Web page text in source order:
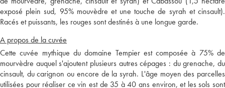
exposé plein sud, 95% mouvèdre et une touche de syrah et cinsault).
Racés et puissants, les rouges sont destinés à une longue garde.
A propos de la cuvée
Cette cuvée mythique du domaine Tempier est composée à 75% de
mourvèdre auquel s'ajoutent plusieurs autres cépages : du grenache, du
cinsault, du carignon ou encore de la syrah. L'âge moyen des parcelles
utilisées pour réaliser ce vin est de 35 à 40 ans environ, et les sols sont